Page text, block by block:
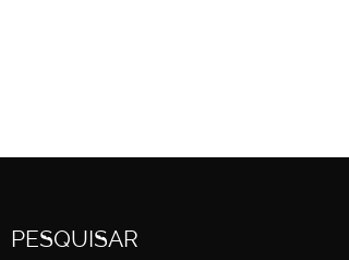
PESQUISAR